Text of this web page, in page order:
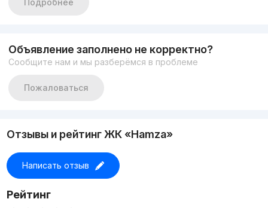
Общая площадь: 106м2
Два балкона
ЦЕНА: 147000 у.е
Подробнее
Объявление заполнено не корректно?
Сообщите нам и мы разберёмся в проблеме
Пожаловаться
Отзывы и рейтинг ЖК «Hamza»
Написать отзыв
Рейтинг